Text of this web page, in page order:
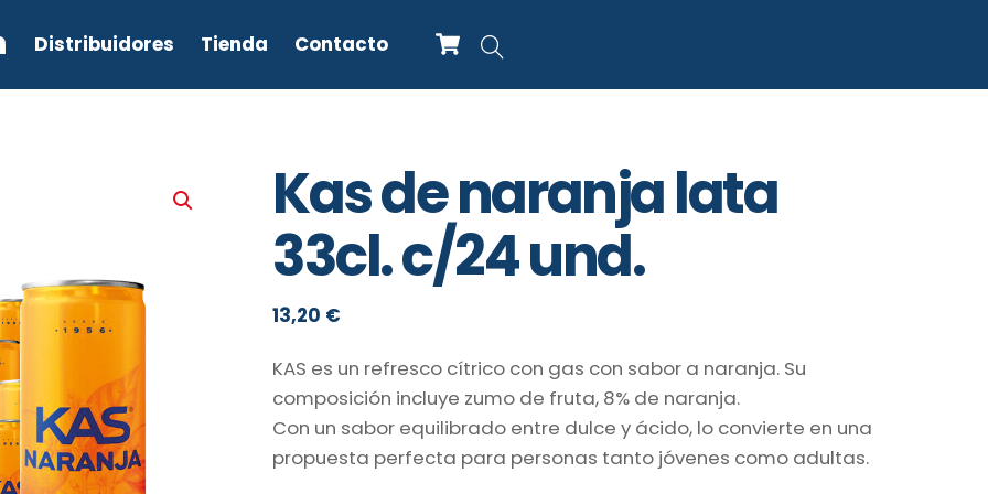
Cart
Distribuidores Tienda Contacto
Kas de naranja lata
33cl. c/24 und.
13,20 €
KAS es un refresco cítrico con gas con sabor a naranja. Su
composición incluye zumo de fruta, 8% de naranja.
Con un sabor equilibrado entre dulce y ácido, lo convierte en una
propuesta perfecta para personas tanto jóvenes como adultas.